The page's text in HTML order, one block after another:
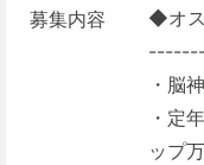
募集内容
◆オ
・脳
・定
ップ